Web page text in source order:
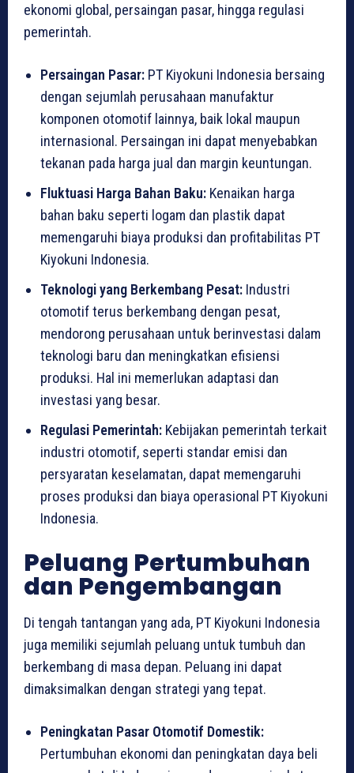
ekonomi global, persaingan pasar, hingga regulasi
pemerintah.
Persaingan Pasar: PT Kiyokuni Indonesia bersaing
dengan sejumlah perusahaan manufaktur
komponen otomotif lainnya, baik lokal maupun
internasional. Persaingan ini dapat menyebabkan
tekanan pada harga jual dan margin keuntungan.
Fluktuasi Harga Bahan Baku: Kenaikan harga
bahan baku seperti logam dan plastik dapat
memengaruhi biaya produksi dan profitabilitas PT
Kiyokuni Indonesia.
Teknologi yang Berkembang Pesat: Industri
otomotif terus berkembang dengan pesat,
mendorong perusahaan untuk berinvestasi dalam
teknologi baru dan meningkatkan efisiensi
produksi. Hal ini memerlukan adaptasi dan
investasi yang besar.
Regulasi Pemerintah: Kebijakan pemerintah terkait
industri otomotif, seperti standar emisi dan
persyaratan keselamatan, dapat memengaruhi
proses produksi dan biaya operasional PT Kiyokuni
Indonesia.
Peluang Pertumbuhan
dan Pengembangan
Di tengah tantangan yang ada, PT Kiyokuni Indonesia
juga memiliki sejumlah peluang untuk tumbuh dan
berkembang di masa depan. Peluang ini dapat
dimaksimalkan dengan strategi yang tepat.
Peningkatan Pasar Otomotif Domestik:
Pertumbuhan ekonomi dan peningkatan daya beli